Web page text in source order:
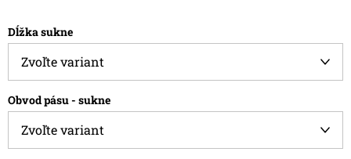
Dĺžka sukne
Obvod pásu - sukne